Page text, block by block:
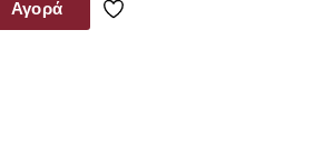
Αγορά